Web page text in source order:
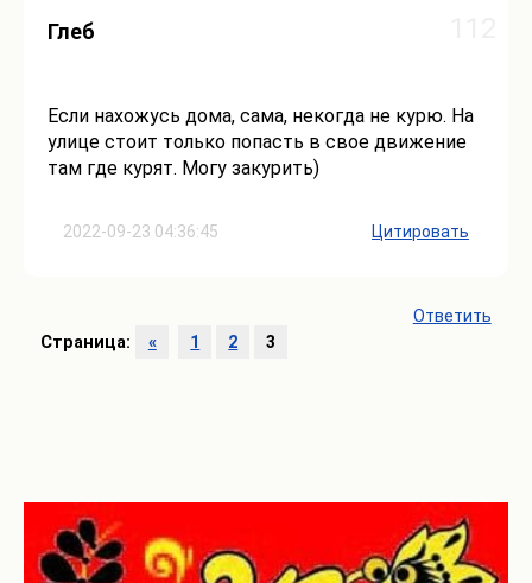
2022-09-23 04:36:45
Глеб
Если нахожусь дома, сама, некогда не курю. На
улице стоит только попасть в свое движение
там где курят. Могу закурить)
Цитировать
Ответить
Страница:
« 1 2 3